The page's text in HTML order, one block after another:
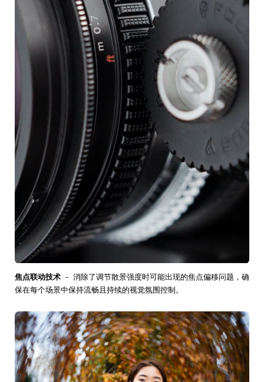
焦点联动技术 － 消除了调节散景强度时可能出现的焦点偏移问题，确
保在每个场景中保持流畅且持续的视觉氛围控制。